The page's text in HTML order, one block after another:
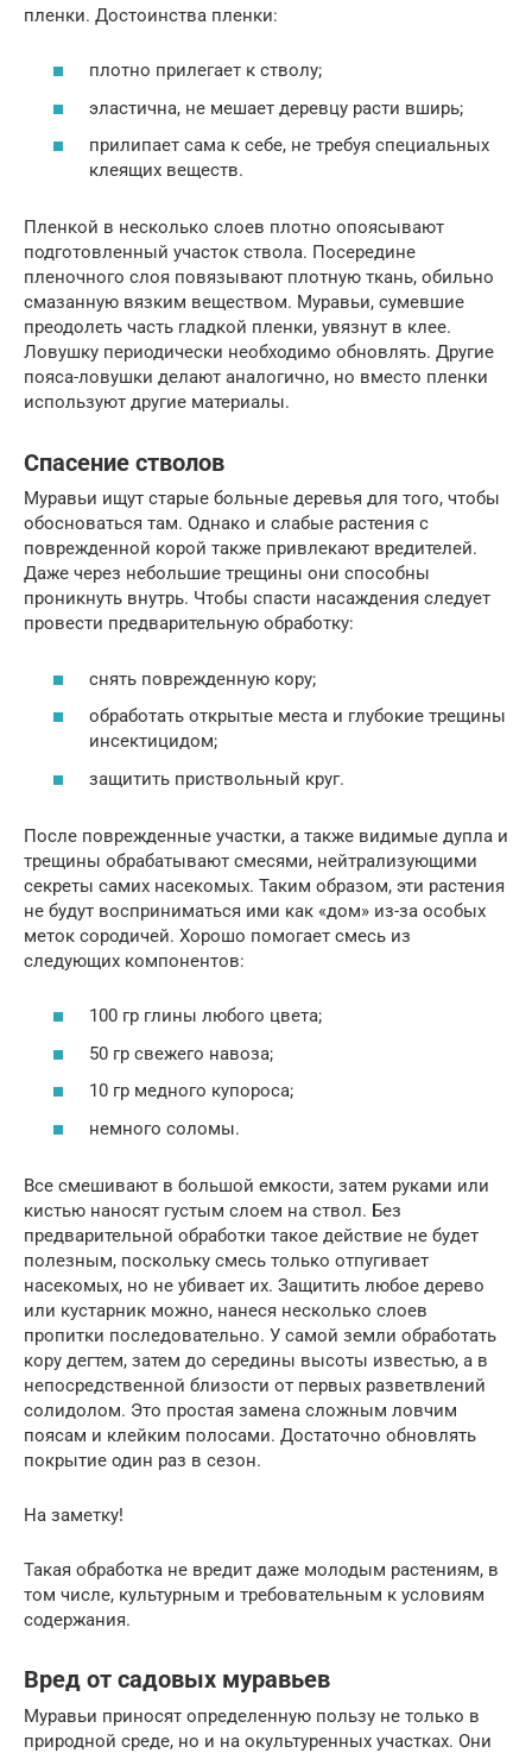
пленки. Достоинства пленки:
плотно прилегает к стволу;
эластична, не мешает деревцу расти вширь;
прилипает сама к себе, не требуя специальных
клеящих веществ.
Пленкой в несколько слоев плотно опоясывают
подготовленный участок ствола. Посередине
пленочного слоя повязывают плотную ткань, обильно
смазанную вязким веществом. Муравьи, сумевшие
преодолеть часть гладкой пленки, увязнут в клее.
Ловушку периодически необходимо обновлять. Другие
пояса-ловушки делают аналогично, но вместо пленки
используют другие материалы.
Спасение стволов
Муравьи ищут старые больные деревья для того, чтобы
обосноваться там. Однако и слабые растения с
поврежденной корой также привлекают вредителей.
Даже через небольшие трещины они способны
проникнуть внутрь. Чтобы спасти насаждения следует
провести предварительную обработку:
снять поврежденную кору;
обработать открытые места и глубокие трещины
инсектицидом;
защитить приствольный круг.
После поврежденные участки, а также видимые дупла и
трещины обрабатывают смесями, нейтрализующими
секреты самих насекомых. Таким образом, эти растения
не будут восприниматься ими как «дом» из-за особых
меток сородичей. Хорошо помогает смесь из
следующих компонентов:
100 гр глины любого цвета;
50 гр свежего навоза;
10 гр медного купороса;
немного соломы.
Все смешивают в большой емкости, затем руками или
кистью наносят густым слоем на ствол. Без
предварительной обработки такое действие не будет
полезным, поскольку смесь только отпугивает
насекомых, но не убивает их. Защитить любое дерево
или кустарник можно, нанеся несколько слоев
пропитки последовательно. У самой земли обработать
кору дегтем, затем до середины высоты известью, а в
непосредственной близости от первых разветвлений
солидолом. Это простая замена сложным ловчим
поясам и клейким полосами. Достаточно обновлять
покрытие один раз в сезон.
На заметку!
Такая обработка не вредит даже молодым растениям, в
том числе, культурным и требовательным к условиям
содержания.
Вред от садовых муравьев
Муравьи приносят определенную пользу не только в
природной среде, но и на окультуренных участках. Они